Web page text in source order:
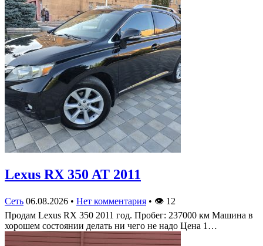
Lexus RX 350 AT 2011
Сеть 06.08.2026 • Нет комментария • 👁 12
Продам Lexus RX 350 2011 год. Пробег: 237000 км Машина в
хорошем состоянии делать ни чего не надо Цена 1…